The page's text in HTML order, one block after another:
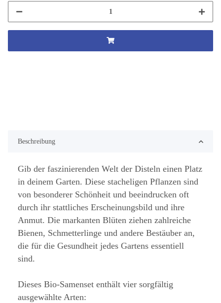
Beschreibung
Gib der faszinierenden Welt der Disteln einen Platz
in deinem Garten. Diese stacheligen Pflanzen sind
von besonderer Schönheit und beeindrucken oft
durch ihr stattliches Erscheinungsbild und ihre
Anmut. Die markanten Blüten ziehen zahlreiche
Bienen, Schmetterlinge und andere Bestäuber an,
die für die Gesundheit jedes Gartens essentiell
sind.
Dieses Bio-Samenset enthält vier sorgfältig
ausgewählte Arten: